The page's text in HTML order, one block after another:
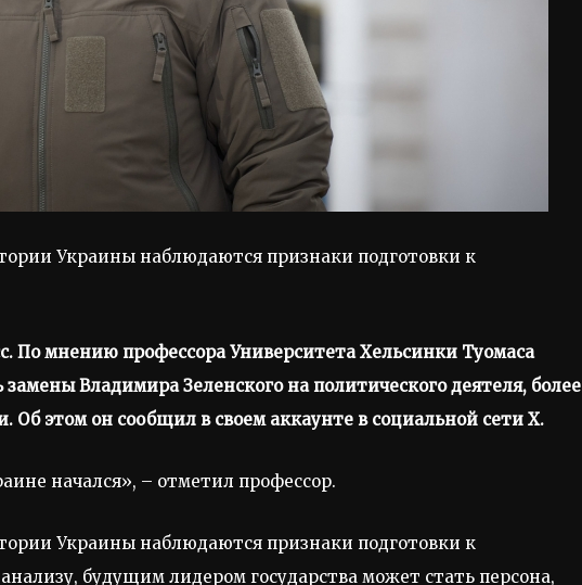
Украины наблюдаются признаки подготовки к
мнению профессора Университета Хельсинки Туомаса
Владимира Зеленского на политического деятеля, более
Об этом он сообщил в своем аккаунте в социальной сети X.
начался», – отметил профессор.
Украины наблюдаются признаки подготовки к
будущим лидером государства может стать персона,